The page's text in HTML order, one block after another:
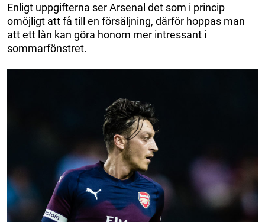
Enligt uppgifterna ser Arsenal det som i princip
omöjligt att få till en försäljning, därför hoppas man
att ett lån kan göra honom mer intressant i
sommarfönstret.